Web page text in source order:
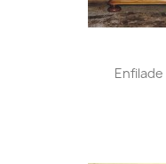
Enfilade